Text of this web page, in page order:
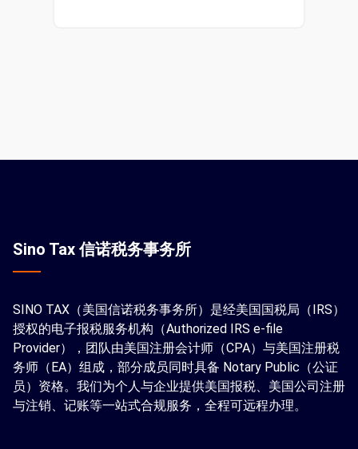
Sino Tax 信诺税务事务所
SINO TAX（美国信诺税务事务所）是经美国国税局（IRS）
授权的电子报税服务机构（Authorized IRS e-file
Provider），团队由美国注册会计师（CPA）与美国注册税
务师（EA）组成，部分成员同时具备 Notary Public（公证
员）资格。我们为个人与企业提供美国报税、美国公司注册
与注销、记账等一站式合规服务，全程可远程办理。